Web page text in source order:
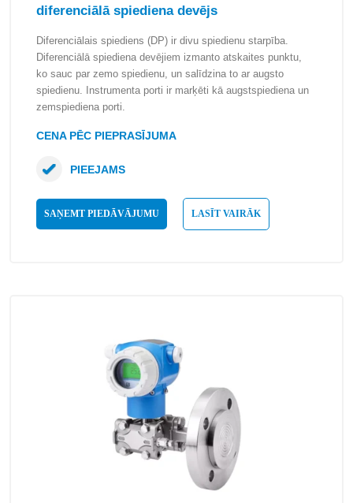
diferenciālā spiediena devējs
Diferenciālais spiediens (DP) ir divu spiedienu starpība.
Diferenciālā spiediena devējiem izmanto atskaites punktu,
ko sauc par zemo spiedienu, un salīdzina to ar augsto
spiedienu. Instrumenta porti ir marķēti kā augstspiediena un
zemspiediena porti.
CENA PĒC PIEPRASĪJUMA
SAŅEMT PIEDĀVĀJUMU LASĪT VAIRĀK
PIEEJAMS